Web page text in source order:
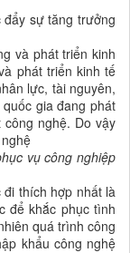
sự tăng trưởng
và phát triển kinh
phát triển kinh tế
lực, tài nguyên,
gia đang phát
nghệ. Do vậy
vụ công nghiệp
thích hợp nhất là
để khắc phục tình
quá trình công
khẩu công nghệ